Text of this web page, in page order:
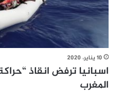
10 يناير، 2020
اسبانيا ترفض انقاذ
المغرب